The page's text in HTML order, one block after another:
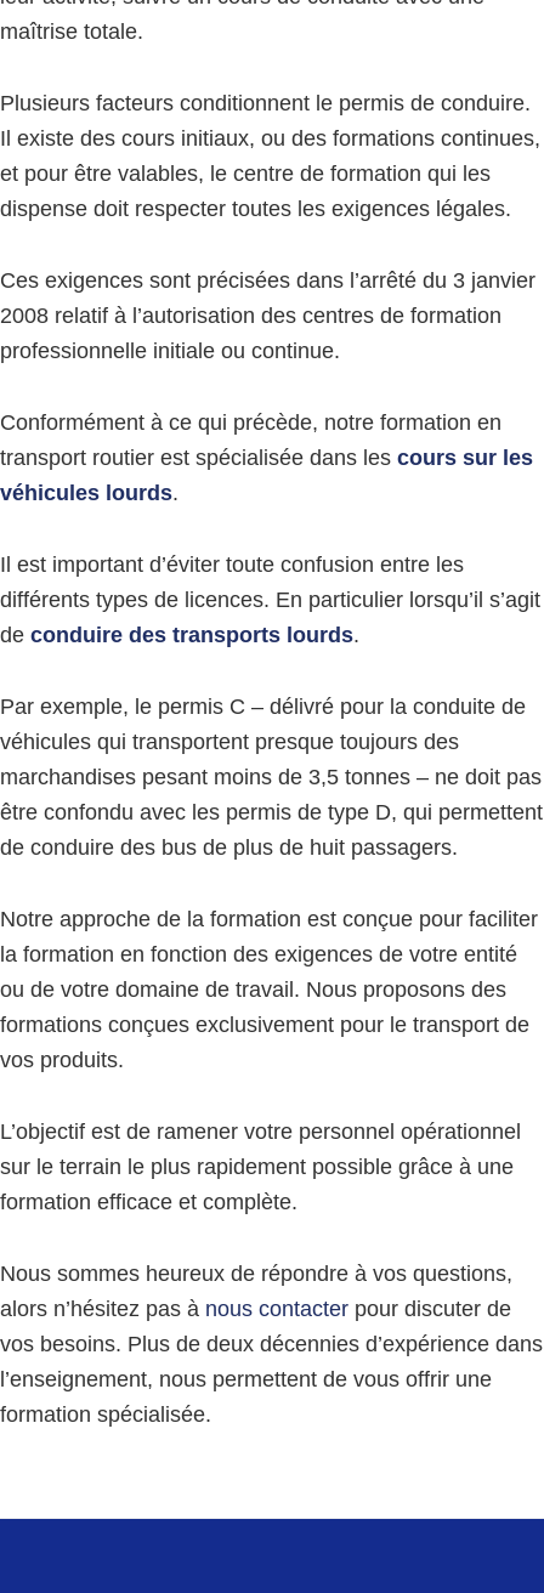
maîtrise totale.
Plusieurs facteurs conditionnent le permis de conduire.
Il existe des cours initiaux, ou des formations continues,
et pour être valables, le centre de formation qui les
dispense doit respecter toutes les exigences légales.
Ces exigences sont précisées dans l’arrêté du 3 janvier
2008 relatif à l’autorisation des centres de formation
professionnelle initiale ou continue.
Conformément à ce qui précède, notre formation en
transport routier est spécialisée dans les cours sur les
véhicules lourds.
Il est important d’éviter toute confusion entre les
différents types de licences. En particulier lorsqu’il s’agit
de conduire des transports lourds.
Par exemple, le permis C – délivré pour la conduite de
véhicules qui transportent presque toujours des
marchandises pesant moins de 3,5 tonnes – ne doit pas
être confondu avec les permis de type D, qui permettent
de conduire des bus de plus de huit passagers.
Notre approche de la formation est conçue pour faciliter
la formation en fonction des exigences de votre entité
ou de votre domaine de travail. Nous proposons des
formations conçues exclusivement pour le transport de
vos produits.
L’objectif est de ramener votre personnel opérationnel
sur le terrain le plus rapidement possible grâce à une
formation efficace et complète.
Nous sommes heureux de répondre à vos questions,
alors n’hésitez pas à nous contacter pour discuter de
vos besoins. Plus de deux décennies d’expérience dans
l’enseignement, nous permettent de vous offrir une
formation spécialisée.